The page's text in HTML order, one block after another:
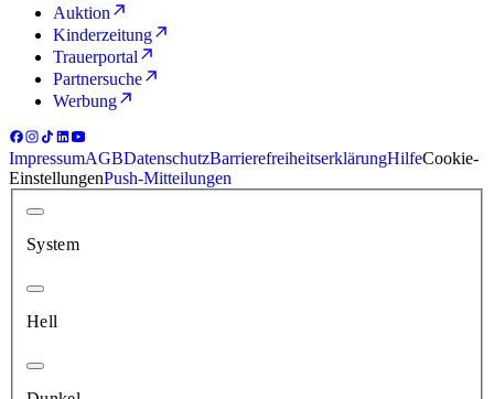
Auktion
Kinderzeitung
Trauerportal
Partnersuche
Werbung
ImpressumAGBDatenschutzBarrierefreiheitserklärungHilfeCookie-
EinstellungenPush-Mitteilungen
System
Hell